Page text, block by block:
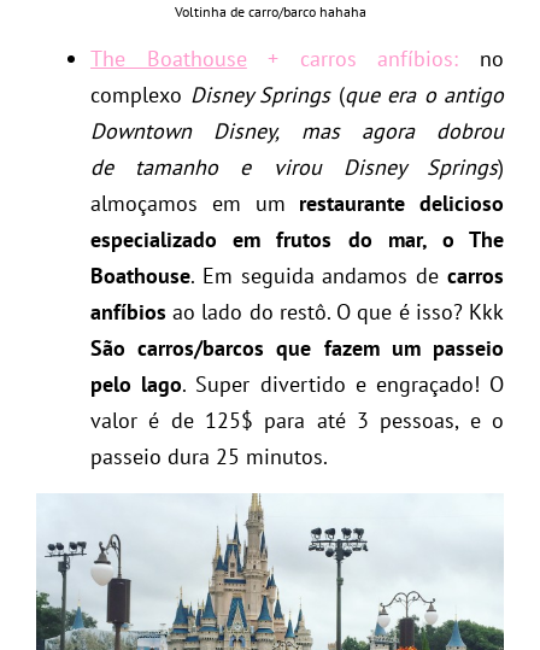
Voltinha de carro/barco hahaha
The Boathouse+ carros anfíbios: no
complexo Disney Springs(que era o antigo
Downtown Disney, mas agora dobrou
de tamanho e virou Disney Springs)
almoçamos em um restaurante delicioso
especializado em frutos do mar, o The
Boathouse. Em seguida andamos de carros
anfíbios ao lado do restô. O que é isso? Kkk
São carros/barcos que fazem um passeio
pelo lago. Super divertido e engraçado! O
valor é de 125$ para até 3 pessoas, e o
passeio dura 25 minutos.